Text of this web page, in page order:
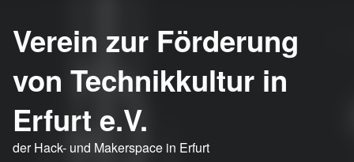
Verein zur Förderung
von Technikkultur in
Erfurt e.V.
der Hack- und Makerspace in Erfurt